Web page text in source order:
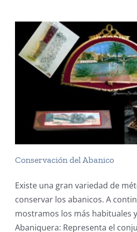
Conservación del Abanico
Existe una gran variedad de
conservar los abanicos. A
mostramos los más habituales
Abaniquera: Representa el